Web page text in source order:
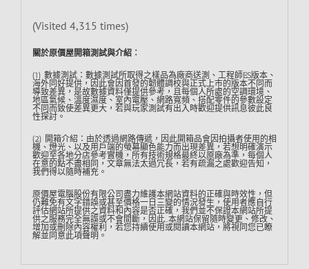
(Visited 4,315 times)
關於原價屋開箱測試與介紹︰
(1) 數據測試：數據測試所取得之樣品為廠商送測、工程師ES版本、
海外同好提供，因此會因首發的韌體調校與正式上市的版本不同而
導致差異，是故數據資料僅提供參考，且每個人所處的空調環境、
地區氣候、溫度濕度、室內電壓、網路寬頻、搭配零件的參數設定
不同而致使差異更大，若與玩家測試有出入時歡迎提供訊息彼此良
性探討。
(2) 開箱介紹：由於透過網路傳遞，因此開箱品會因拍攝者使用的相
機、燈光、以及用戶端的螢幕顯色能力而出現差異，若想明確演示
歡迎至各地分店參考實機，所有技術規格最終以原廠為準，每個人
在意的點不盡相同，文章無法太過冗長，若有疏漏之處歡迎告知，
我們得以隨時補充。
原價屋電腦股份有限公司盡力維護本網站資料的正確與時效性，但
仍難免有文字錯誤或甚至價格一日三變的情況發生，使用者應自行
評估網站所提供之資料和內容是否正確，我們並不保證本網站所提
供之服務完全無誤或不會間斷，因此…本網站保留隨時變更、修改、
增加或刪除內容權利，若您持續使用或閱讀本網站，將視同您已瞭
解並同意此項聲明。